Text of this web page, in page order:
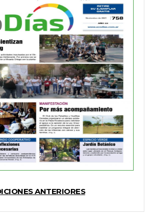
ANTERIORES